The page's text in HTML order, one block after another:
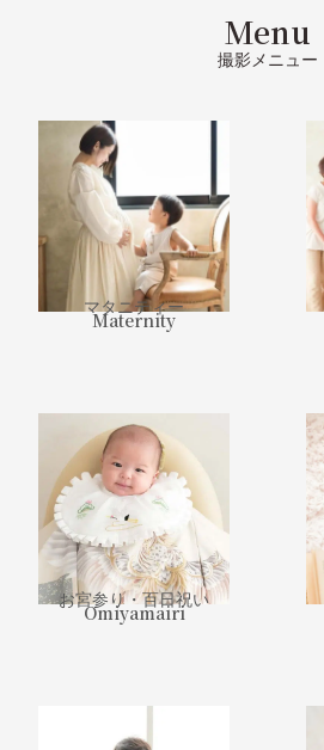
Menu
撮影メニュー
Maternity
マタニティー
Omiyamairi
お宮参り・百日祝い